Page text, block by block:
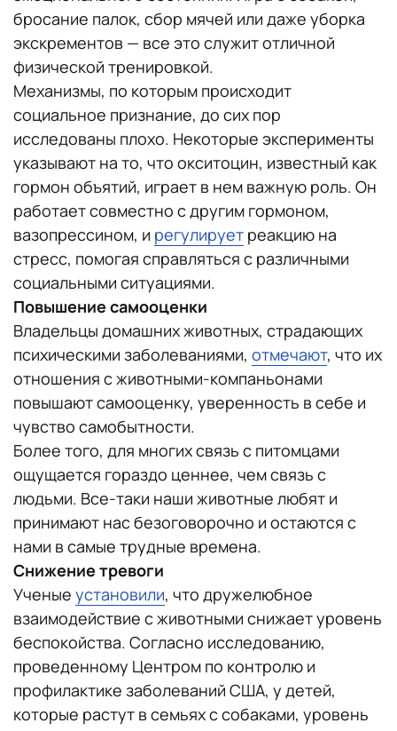
бросание палок, сбор мячей или даже уборка
экскрементов — все это служит отличной
физической тренировкой.
Механизмы, по которым происходит
социальное признание, до сих пор
исследованы плохо. Некоторые эксперименты
указывают на то, что окситоцин, известный как
гормон объятий, играет в нем важную роль. Он
работает совместно с другим гормоном,
вазопрессином, и регулирует реакцию на
стресс, помогая справляться с различными
социальными ситуациями.
Повышение самооценки
Владельцы домашних животных, страдающих
психическими заболеваниями, отмечают, что их
отношения с животными-компаньонами
повышают самооценку, уверенность в себе и
чувство самобытности.
Более того, для многих связь с питомцами
ощущается гораздо ценнее, чем связь с
людьми. Все-таки наши животные любят и
принимают нас безоговорочно и остаются с
нами в самые трудные времена.
Снижение тревоги
Ученые установили, что дружелюбное
взаимодействие с животными снижает уровень
беспокойства. Согласно исследованию,
проведенному Центром по контролю и
профилактике заболеваний США, у детей,
которые растут в семьях с собаками, уровень